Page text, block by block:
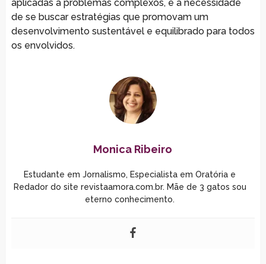
aplicadas a problemas complexos, e a necessidade
de se buscar estratégias que promovam um
desenvolvimento sustentável e equilibrado para todos
os envolvidos.
Monica Ribeiro
Estudante em Jornalismo, Especialista em Oratória e
Redador do site revistaamora.com.br. Mãe de 3 gatos sou
eterno conhecimento.